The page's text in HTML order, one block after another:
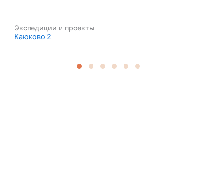
Экспедиции и проекты
Каюково 2